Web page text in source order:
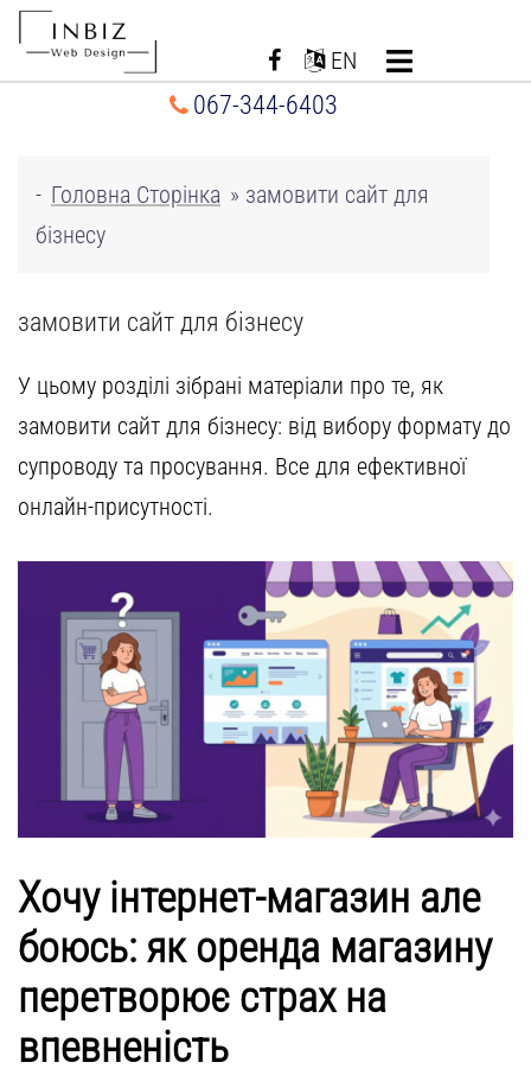
Перейти
EN
067-344-6403
- Головна Сторінка » замовити сайт для
бізнесу
замовити сайт для бізнесу
У цьому розділі зібрані матеріали про те, як
замовити сайт для бізнесу: від вибору формату до
супроводу та просування. Все для ефективної
онлайн-присутності.
Хочу інтернет-магазин але
боюсь: як оренда магазину
перетворює страх на
впевненість